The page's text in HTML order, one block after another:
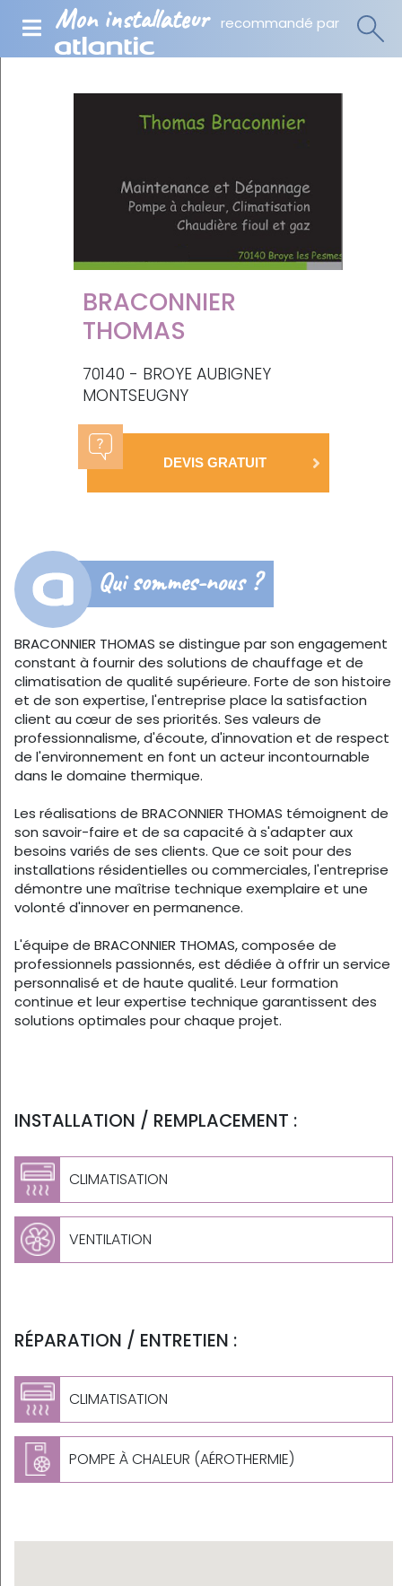
Mon installateur recommandé par
BRACONNIER
THOMAS
70140 - BROYE AUBIGNEY
MONTSEUGNY
DEVIS GRATUIT
Qui sommes-nous ?
BRACONNIER THOMAS se distingue par son engagement
constant à fournir des solutions de chauffage et de
climatisation de qualité supérieure. Forte de son histoire
et de son expertise, l'entreprise place la satisfaction
client au cœur de ses priorités. Ses valeurs de
professionnalisme, d'écoute, d'innovation et de respect
de l'environnement en font un acteur incontournable
dans le domaine thermique.
Les réalisations de BRACONNIER THOMAS témoignent de
son savoir-faire et de sa capacité à s'adapter aux
besoins variés de ses clients. Que ce soit pour des
installations résidentielles ou commerciales, l'entreprise
démontre une maîtrise technique exemplaire et une
volonté d'innover en permanence.
L'équipe de BRACONNIER THOMAS, composée de
professionnels passionnés, est dédiée à offrir un service
personnalisé et de haute qualité. Leur formation
continue et leur expertise technique garantissent des
solutions optimales pour chaque projet.
INSTALLATION / REMPLACEMENT :
CLIMATISATION
VENTILATION
RÉPARATION / ENTRETIEN :
CLIMATISATION
POMPE À CHALEUR (AÉROTHERMIE)